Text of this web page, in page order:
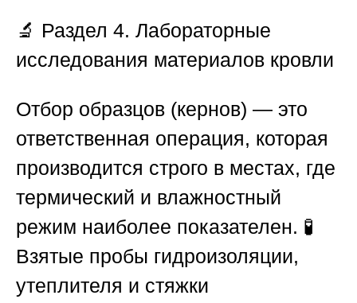
🔬 Раздел 4. Лабораторные
исследования материалов кровли
Отбор образцов (кернов) — это
ответственная операция, которая
производится строго в местах, где
термический и влажностный
режим наиболее показателен. 🧪
Взятые пробы гидроизоляции,
утеплителя и стяжки